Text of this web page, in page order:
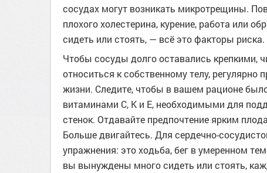
сосудах могут возникать микротрещины.
плохого холестерина, курение, работа или
сидеть или стоять, — всё это факторы риска.
Чтобы сосуды долго оставались крепкими,
относиться к собственному телу,
жизни. Следите, чтобы в вашем рационе
витаминами С, К и Е, необходимыми для
стенок. Отдавайте предпочтение ярким
Больше двигайтесь. Для сердечно-
упражнения: это ходьба, бег в умеренном
вы вынуждены много сидеть или стоять,